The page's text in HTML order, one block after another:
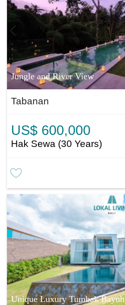
Jungle and River View
Tabanan
US$ 600,000
Hak Sewa (30 Years)
Unique Luxury Tumbak Bayuh